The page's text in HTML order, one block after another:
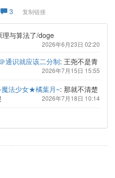
3 复制链接
与算法了/doge
2026年6月23日 02:20
＠通识就应该二分制: 王尧不是青
2026年7月15日 15:55
魔法少女★橘葉月~: 那就不清楚
2026年7月18日 10:14